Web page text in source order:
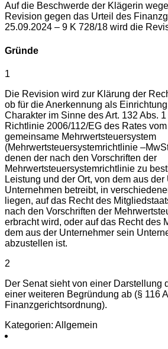
Auf die Beschwerde der Klägerin
Revision gegen das Urteil des
25.09.2024 – 9 K 728/18 wird die
Gründe
1
Die Revision wird zur Klärung der
ob für die Anerkennung als
Charakter im Sinne des Art. 132 Abs.
Richtlinie 2006/112/EG des Rates
gemeinsame Mehrwertsteuersystem
(Mehrwertsteuersystemrichtlinie
denen der nach den Vorschriften der
Mehrwertsteuersystemrichtlinie zu
Leistung und der Ort, von dem aus
Unternehmen betreibt, in
liegen, auf das Recht des
nach den Vorschriften der
erbracht wird, oder auf das Recht des
dem aus der Unternehmer sein
abzustellen ist.
2
Der Senat sieht von einer Darstellung
einer weiteren Begründung ab (§ 116
Finanzgerichtsordnung).
Kategorien: Allgemein